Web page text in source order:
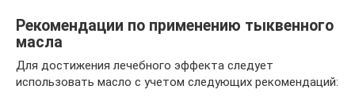
Рекомендации по применению тыквенного
масла
Для достижения лечебного эффекта следует
использовать масло с учетом следующих рекомендаций: